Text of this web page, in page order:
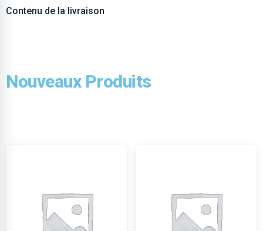
Contenu de la livraison
Nouveaux Produits